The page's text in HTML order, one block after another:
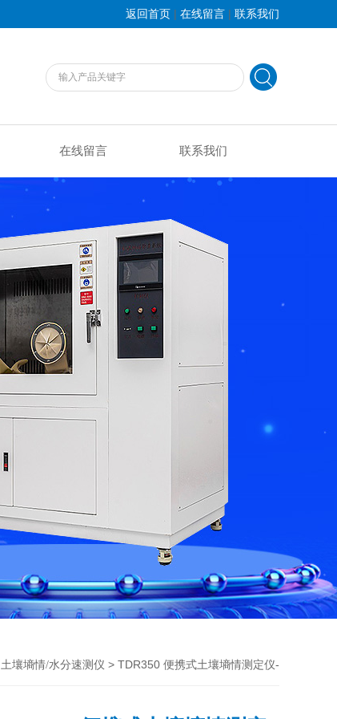
返回首页 | 在线留言 | 联系我们
在线留言 联系我们
土壤墒情/水分速测仪 > TDR350 便携式土壤墒情测定仪-